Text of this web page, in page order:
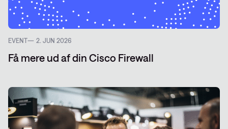
EVENT 2. JUN 2026
Få mere ud af din Cisco Firewall